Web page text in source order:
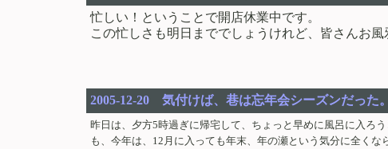
忙しい！ということで開店休業中です。
この忙しさも明日まででしょうけれど、皆さんお風
2005-12-20 気付けば、巷は忘年会シーズンだった。
昨日は、夕方5時過ぎに帰宅して、ちょっと早めに風呂に入ろ
も、今年は、12月に入っても年末、年の瀬という気分に全く